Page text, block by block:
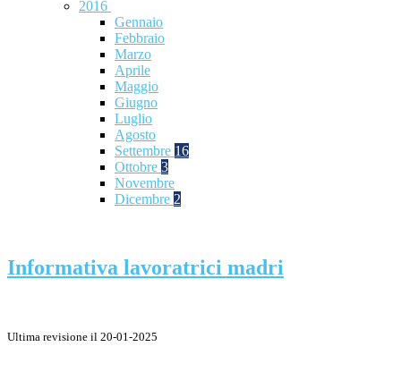
2016
Gennaio
Febbraio
Marzo
Aprile
Maggio
Giugno
Luglio
Agosto
Settembre 16
Ottobre 3
Novembre
Dicembre 2
Informativa lavoratrici madri
Ultima revisione il 20-01-2025